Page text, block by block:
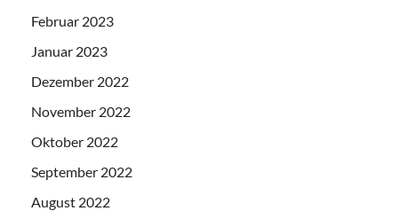
Februar 2023
Januar 2023
Dezember 2022
November 2022
Oktober 2022
September 2022
August 2022